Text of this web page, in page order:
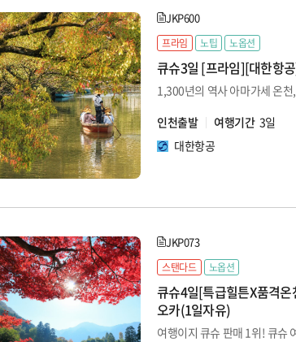
JKP600
프라임 노팁 노옵션
큐슈3일 [프라임][대한항
1,300년의 역사 아마가세 온
인천출발
여행기간 3일
대한항공
JKP073
스탠다드 노옵션
큐슈4일[특급힐튼X품격
오카(1일자유)
여행이지 큐슈 판매 1위! 큐슈